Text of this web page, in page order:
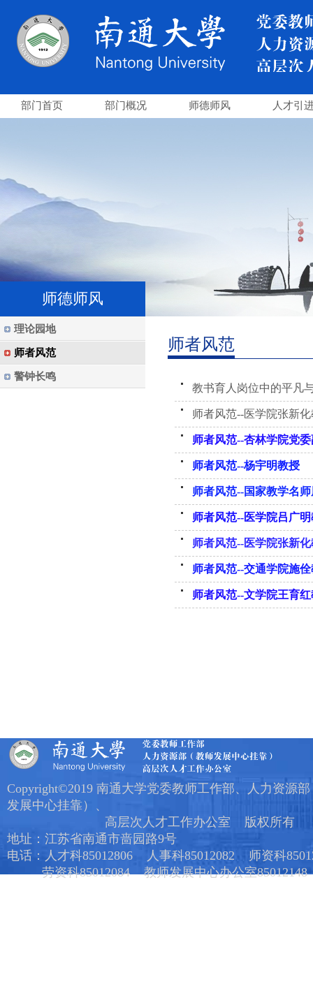
部门首页 部门概况 师德师风 人才引
师德师风
理论园地
师者风范
警钟长鸣
师者风范
教书育人岗位中的平凡
师者风范--医学院张新
师者风范--杏林学院党
师者风范--杨宇明教授
师者风范--国家教学名
师者风范--医学院吕广
师者风范--医学院张新
师者风范--交通学院施
师者风范--文学院王育
Copyright©2019 南通大学党委教师工作部、人力资源
发展中心挂靠）、
高层次人才工作办公室 版权所有
地址：江苏省南通市啬园路9号
电话：人才科85012806 人事科85012082 师资科
劳资科85012084 教师发展中心办公室85012148